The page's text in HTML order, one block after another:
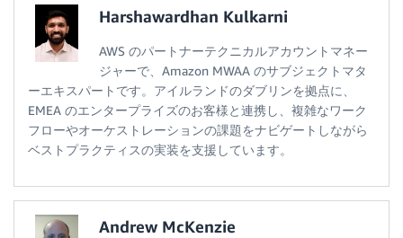
Harshawardhan Kulkarni
AWS のパートナーテクニカルアカウントマネー
ジャーで、Amazon MWAA のサブジェクトマタ
ーエキスパートです。アイルランドのダブリンを拠点に、
EMEA のエンタープライズのお客様と連携し、複雑なワーク
フローやオーケストレーションの課題をナビゲートしながら
ベストプラクティスの実装を支援しています。
Andrew McKenzie